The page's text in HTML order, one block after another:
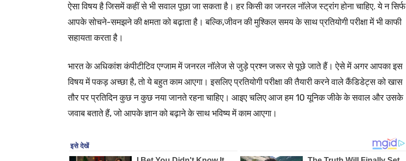
ऐसा विषय है जिसमें कहीं से भी सवाल पूछा जा सकता है। हर किसी का जनरल नॉलेज स्ट्रांग होना चाहिए. ये न सिर्फ
आपके सोचने-समझने की क्षमता को बढ़ाता है। बल्कि,जीवन की मुश्किल समय के साथ प्रतियोगी परीक्षा में भी काफी
सहायता करता है।
भारत के अधिकांश कंपीटीटिव एग्जाम में जनरल नॉलेज से जुड़े प्रश्न जरूर से पूछे जाते हैं। ऐसे में अगर आपका इस
विषय में पकड़ अच्छा है, तो ये बहुत काम आएगा। इसलिए प्रतियोगी परीक्षा की तैयारी करने वाले कैंडिडेट्स को खास
तौर पर प्रतिदिन कुछ न कुछ नया जानते रहना चाहिए। आइए चलिए आज हम 10 यूनिक जीके के सवाल और उसके
जवाब बताते हैं, जो आपके ज्ञान को बढ़ाने के साथ भविष्य में काम आएगा।